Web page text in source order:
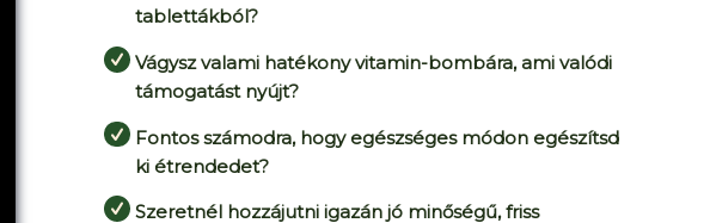
tablettákból?
Vágysz valami hatékony vitamin-bombára, ami valódi
támogatást nyújt?
Fontos számodra, hogy egészséges módon egészítsd
ki étrendedet?
Szeretnél hozzájutni igazán jó minőségű, friss